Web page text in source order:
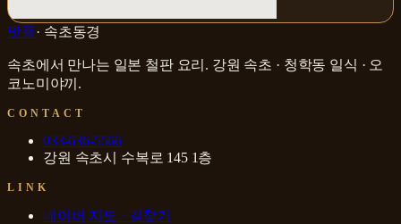
맛플· 속초동경
속초에서 만나는 일본 철판 요리 . 강원 속초 · 청학동 일식 · 오
코노미야끼 .
CONTACT
033-636-5566
강원 속초시 수복로 145 1층
LINK
네이버 지도 · 길찾기